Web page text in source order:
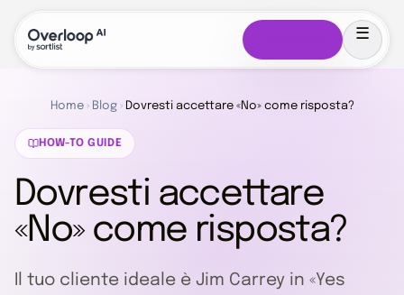
Home › Blog › Dovresti accettare «No» come risposta?
HOW-TO GUIDE
Dovresti accettare
«No» come risposta?
Il tuo cliente ideale è Jim Carrey in «Yes